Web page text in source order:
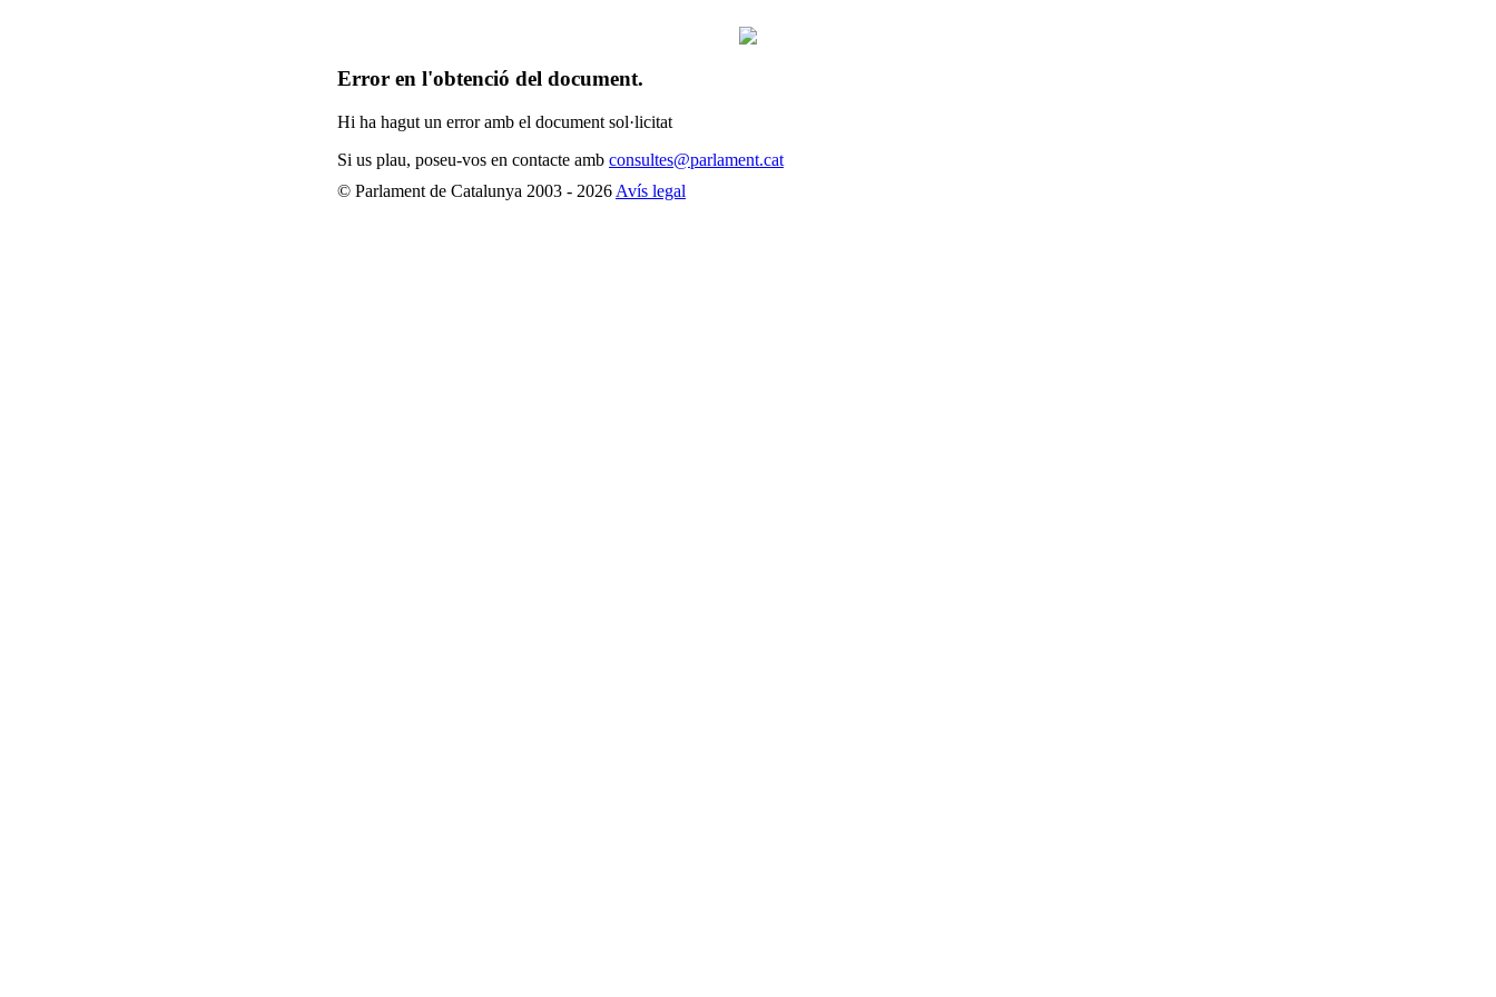
Error en l'obtenció del document.
Hi ha hagut un error amb el document sol·licitat
Si us plau, poseu-vos en contacte amb consultes@parlament.cat
© Parlament de Catalunya 2003 - 2026 Avís legal